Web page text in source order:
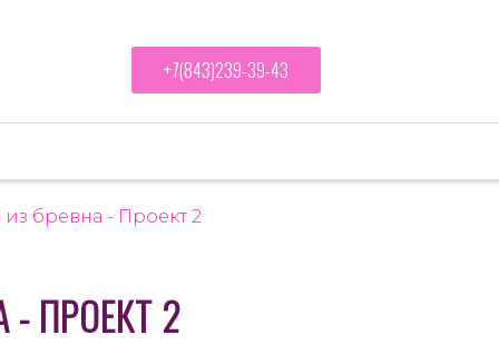
+7(843)239-39-43
из бревна - Проект 2
ПРОЕКТ 2